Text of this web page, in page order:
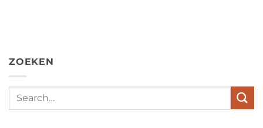
in
ZOEKEN